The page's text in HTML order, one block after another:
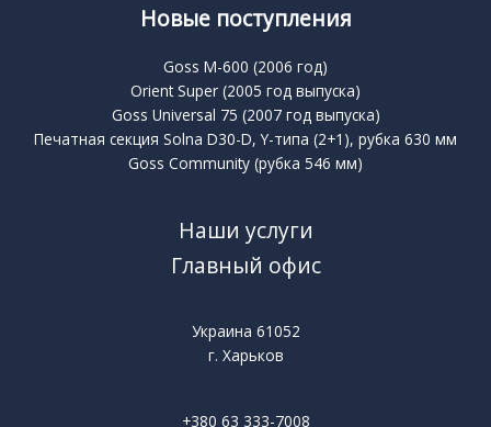
Новые поступления
Goss M-600 (2006 год)
Orient Super (2005 год выпуска)
Goss Universal 75 (2007 год выпуска)
Печатная секция Solna D30-D, Y-типа (2+1), рубка 630 мм
Goss Community (рубка 546 мм)
Наши услуги
Главный офис
Украина 61052
г. Харьков
+380 63 333-7008